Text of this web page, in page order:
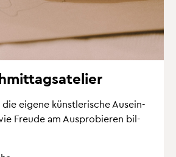
die ei­ge­ne künst­le­ri­sche Aus­ein­
Freu­de am Aus­pro­bie­ren bil­